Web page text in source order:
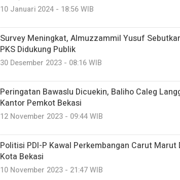
10 Januari 2024 - 18:56 WIB
Survey Meningkat, Almuzzammil Yusuf
PKS Didukung Publik
30 Desember 2023 - 08:16 WIB
Peringatan Bawaslu Dicuekin, Baliho Caleg
Kantor Pemkot Bekasi
12 November 2023 - 09:44 WIB
Politisi PDI-P Kawal Perkembangan Carut Marut
Kota Bekasi
10 November 2023 - 21:47 WIB